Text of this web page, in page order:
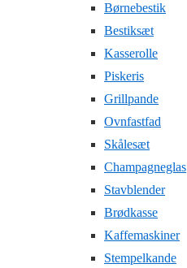
Børnebestik
Bestiksæt
Kasserolle
Piskeris
Grillpande
Ovnfastfad
Skålesæt
Champagneglas
Stavblender
Brødkasse
Kaffemaskiner
Stempelkande